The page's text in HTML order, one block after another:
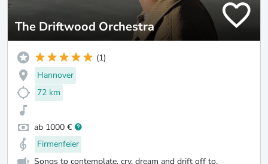
The Driftwood Orchestra
(1)
Hannover
72 km
ab 1000 €
Firmenfeier
Songs to contemplate, cry, dream and drift off to.